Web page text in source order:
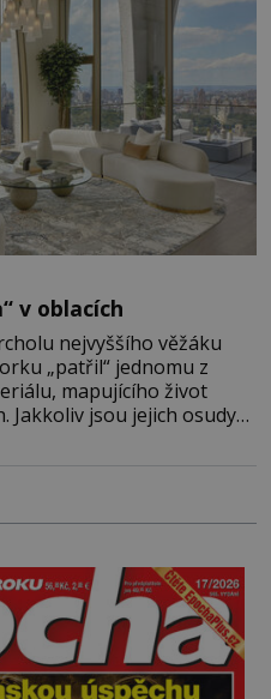
v oblacích
nejvyššího věžáku
„patřil“ jednomu z
mapujícího život
Jakkoliv jsou jejich osudy